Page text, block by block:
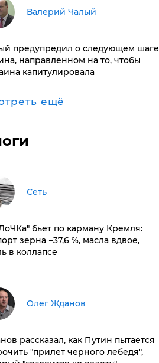
Валерий Чалый
предупредил о следующем шаге
направленном на то, чтобы
капитулировала
ещё
Сеть
бьет по карману Кремля:
зерна −37,6 %, масла вдвое,
в коллапсе
Олег Жданов
рассказал, как Путин пытается
"прилет черного лебедя",